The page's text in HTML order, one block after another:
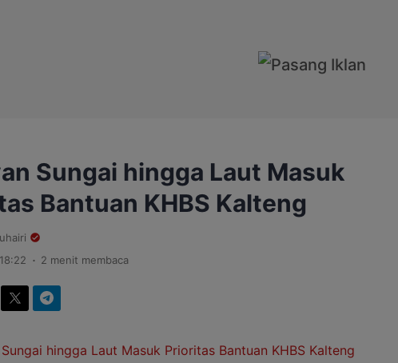
Sungai hingga Laut Masuk
Bantuan KHBS Kalteng
. 2 menit membaca